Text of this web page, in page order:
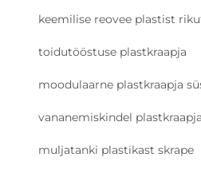
keemilise reovee plastist
toidutööstuse plastkraapja
moodulaarne plastkraapja
vananemiskindel plastkraapja
muljatanki plastikast skrape